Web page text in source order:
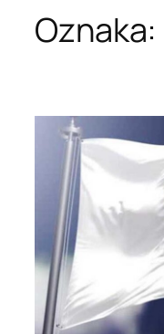
Oznaka: